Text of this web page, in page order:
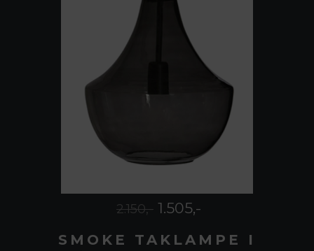
2.150,- 1.505,-
SMOKE TAKLAMPE I